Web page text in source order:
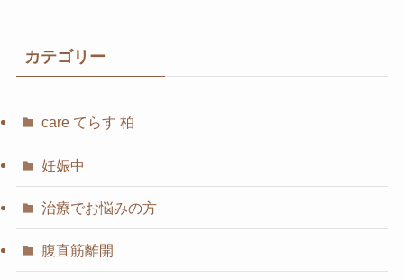
カテゴリー
care てらす 柏
妊娠中
治療でお悩みの方
腹直筋離開